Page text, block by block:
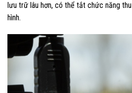
lưu trữ lâu hơn, có thể tắt chức năng
hình.